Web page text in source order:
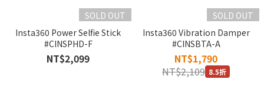
SOLD OUT
Insta360 Power Selfie Stick
#CINSPHD-F
NT$2,099
SOLD OUT
Insta360 Vibration Damper
#CINSBTA-A
NT$1,790
NT$2,109 8.5折